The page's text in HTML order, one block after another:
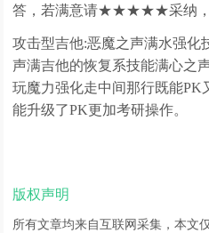
答，若满意请★★★★★采纳，
攻击型吉他:恶魔之声满水强化
声满吉他的恢复系技能满心之
玩魔力强化走中间那行既能PK
能升级了PK更加考研操作。
版权声明
所有文章均来自互联网采集，本文